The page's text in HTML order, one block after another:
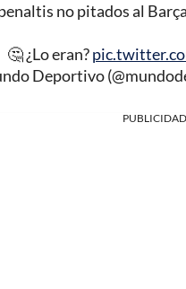
no pitados al
🤔 ¿Lo eran?
Deportivo
PUBLICIDAD